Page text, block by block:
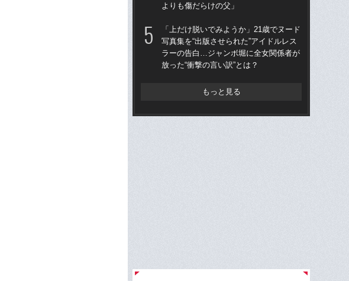
よりも傷だらけの父」
「上だけ脱いでみようか」21歳でヌード
写真集を“出版させられた”アイドルレス
ラーの告白…ジャンボ堀に全女関係者が
放った“衝撃の言い訳”とは？
もっと見る